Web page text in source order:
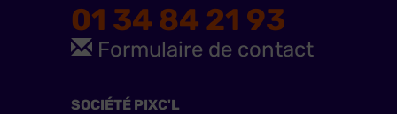
01 34 84 21 93
Formulaire de contact
SOCIÉTÉ PIXC'L